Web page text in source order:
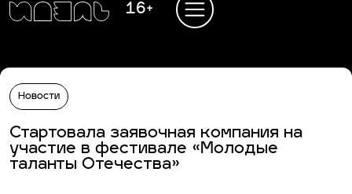
16+
Новости
Стартовала заявочная компания на
участие в фестивале «Молодые
таланты Отечества»